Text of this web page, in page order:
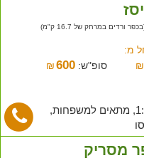
ורדים במרחק של 16.7 ק"מ)
מ:
₪ סופ"ש: ₪ 600
יחידות אירוח:1, מתאים למשפחות,
מסריק